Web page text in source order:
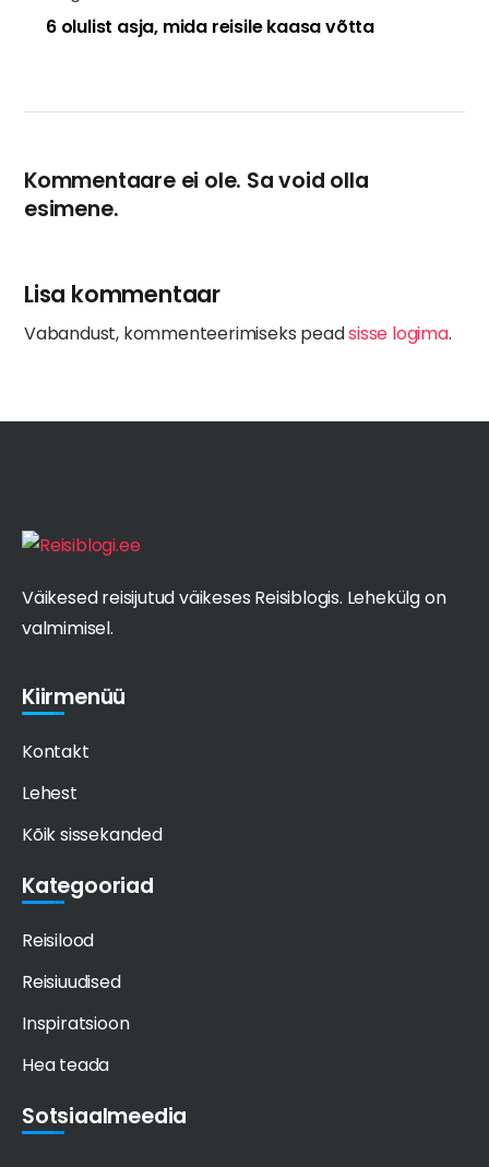
6 olulist asja, mida reisile kaasa võtta
Kommentaare ei ole. Sa void olla
esimene.
Lisa kommentaar
Vabandust, kommenteerimiseks peadsisse logima.
Väikesed reisijutud väikeses Reisiblogis. Lehekülg on
valmimisel.
Kiirmenüü
Kontakt
Lehest
Kõik sissekanded
Kategooriad
Reisilood
Reisiuudised
Inspiratsioon
Hea teada
Sotsiaalmeedia